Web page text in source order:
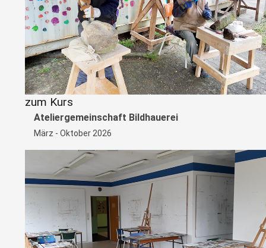
zum Kurs
Ateliergemeinschaft Bildhauerei
März - Oktober 2026